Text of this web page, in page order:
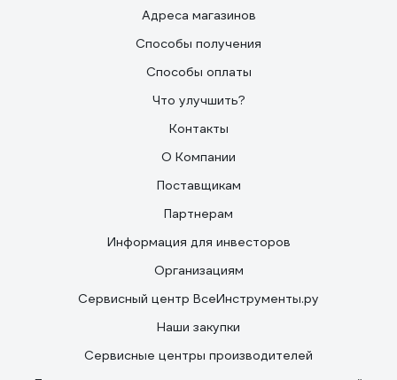
Адреса магазинов
Способы получения
Способы оплаты
Что улучшить?
Контакты
О Компании
Поставщикам
Партнерам
Информация для инвесторов
Организациям
Сервисный центр ВсеИнструменты.ру
Наши закупки
Сервисные центры производителей